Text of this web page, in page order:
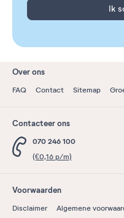
Ik
Over ons
FAQ Contact Sitemap
Contacteer ons
070 246 100
(€0,16 p/m)
Voorwaarden
Disclaimer Algemene